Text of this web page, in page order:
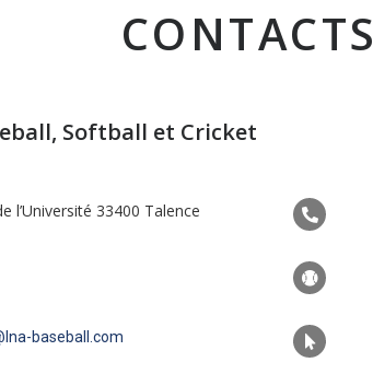
CONTACTS
Softball et Cricket
l’Université 33400 Talence
baseball.com